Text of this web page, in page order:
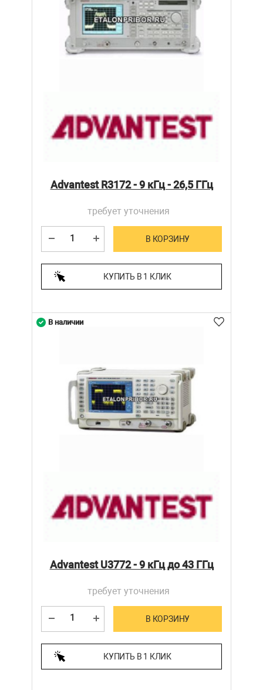
Advantest R3172 - 9 кГц - 26,5 ГГц
требует уточнения
В КОРЗИНУ
КУПИТЬ В 1 КЛИК
Advantest U3772 - 9 кГц до 43 ГГц
требует уточнения
В КОРЗИНУ
КУПИТЬ В 1 КЛИК
В наличии